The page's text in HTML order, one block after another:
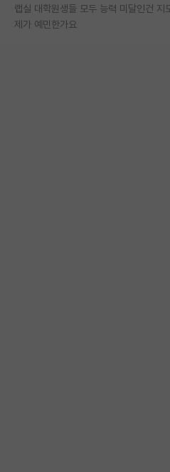
제가 예민한가요